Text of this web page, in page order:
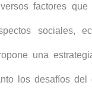
factores
sociales,
una
los desafíos del